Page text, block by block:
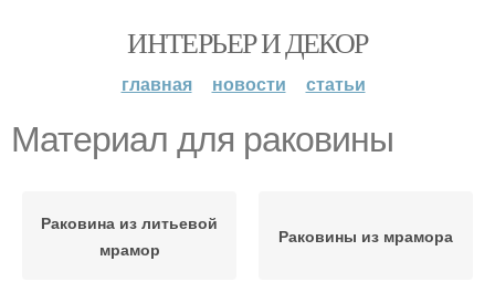
ИНТЕРЬЕР И ДЕКОР
главная новости статьи
Материал для раковины
Раковина из литьевой
мрамор
Раковины из мрамора